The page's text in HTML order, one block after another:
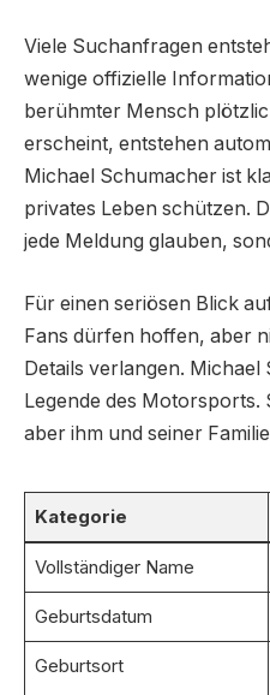
Viele Suchanfragen
wenige offizielle
berühmter Mensch
erscheint, entstehen
Michael Schumacher ist
privates Leben schützen.
jede Meldung glauben,
Für einen seriösen Blick
Fans dürfen hoffen, aber
Details verlangen.
Legende des Motorsports.
aber ihm und seiner
Kategorie
Vollständiger Name
Geburtsdatum
Geburtsort